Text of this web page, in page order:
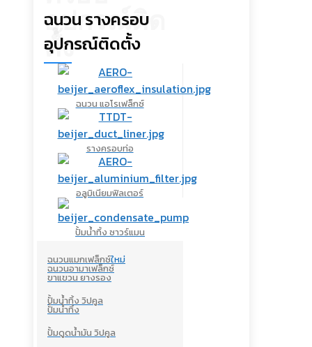
อุปกรณ์ติด
ตั้ง
ฉนวน รางครอบ
อุปกรณ์ติดตั้ง
ฉนวน แอโรเฟล็กซ์
รางครอบท่อ
อลูมิเนียมฟิลเตอร์
ปั้มน้ำทิ้ง ซาวร์แมน
ฉนวนแมกเฟล็กซ์ใหม่
ฉนวนอามาเฟล็กซ์
ขาแขวน ยางรอง
ปั้มน้ำทิ้ง วิปคูล
ปั้มน้ำทิ้ง
ปั้มดูดน้ำมัน วิปคูล